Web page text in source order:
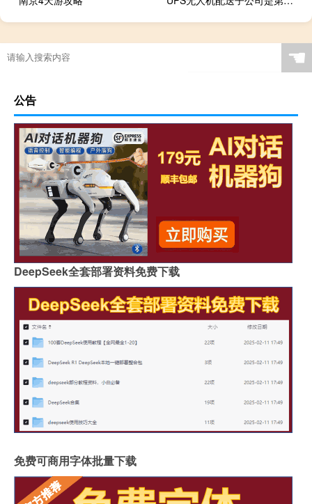
☚
公告
DeepSeek全套部署资料免费下载
免费可商用字体批量下载